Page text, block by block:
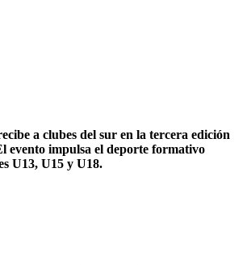
a clubes del sur en la tercera edición
evento impulsa el deporte formativo
U13, U15 y U18.